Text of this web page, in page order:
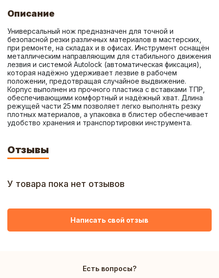
Описание
Универсальный нож предназначен для точной и
безопасной резки различных материалов в мастерских,
при ремонте, на складах и в офисах. Инструмент оснащён
металлическим направляющим для стабильного движения
лезвия и системой Autolock (автоматическая фиксация),
которая надёжно удерживает лезвие в рабочем
положении, предотвращая случайное выдвижение.
Корпус выполнен из прочного пластика с вставками ТПР,
обеспечивающими комфортный и надёжный хват. Длина
режущей части 25 мм позволяет легко выполнять резку
плотных материалов, а упаковка в блистер обеспечивает
удобство хранения и транспортировки инструмента.
Отзывы
У товара пока нет отзывов
Написать свой отзыв
Есть вопросы?